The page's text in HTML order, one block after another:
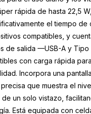
rápida de hasta 22,5
el tiempo de
compatibles, y
de salida —USB-A y
con carga rápida
Incorpora una
que muestra el
de un solo vistazo,
Está equipada con